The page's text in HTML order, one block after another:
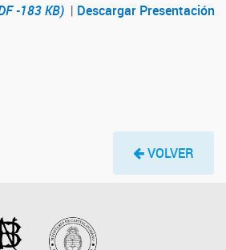
-183 KB) | Descargar Presentación
VOLVER